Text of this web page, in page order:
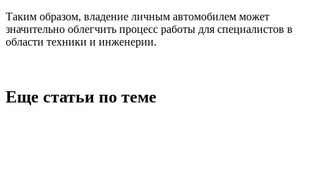
Таким образом, владение личным автомобилем может
значительно облегчить процесс работы для специалистов в
области техники и инженерии.
Еще статьи по теме